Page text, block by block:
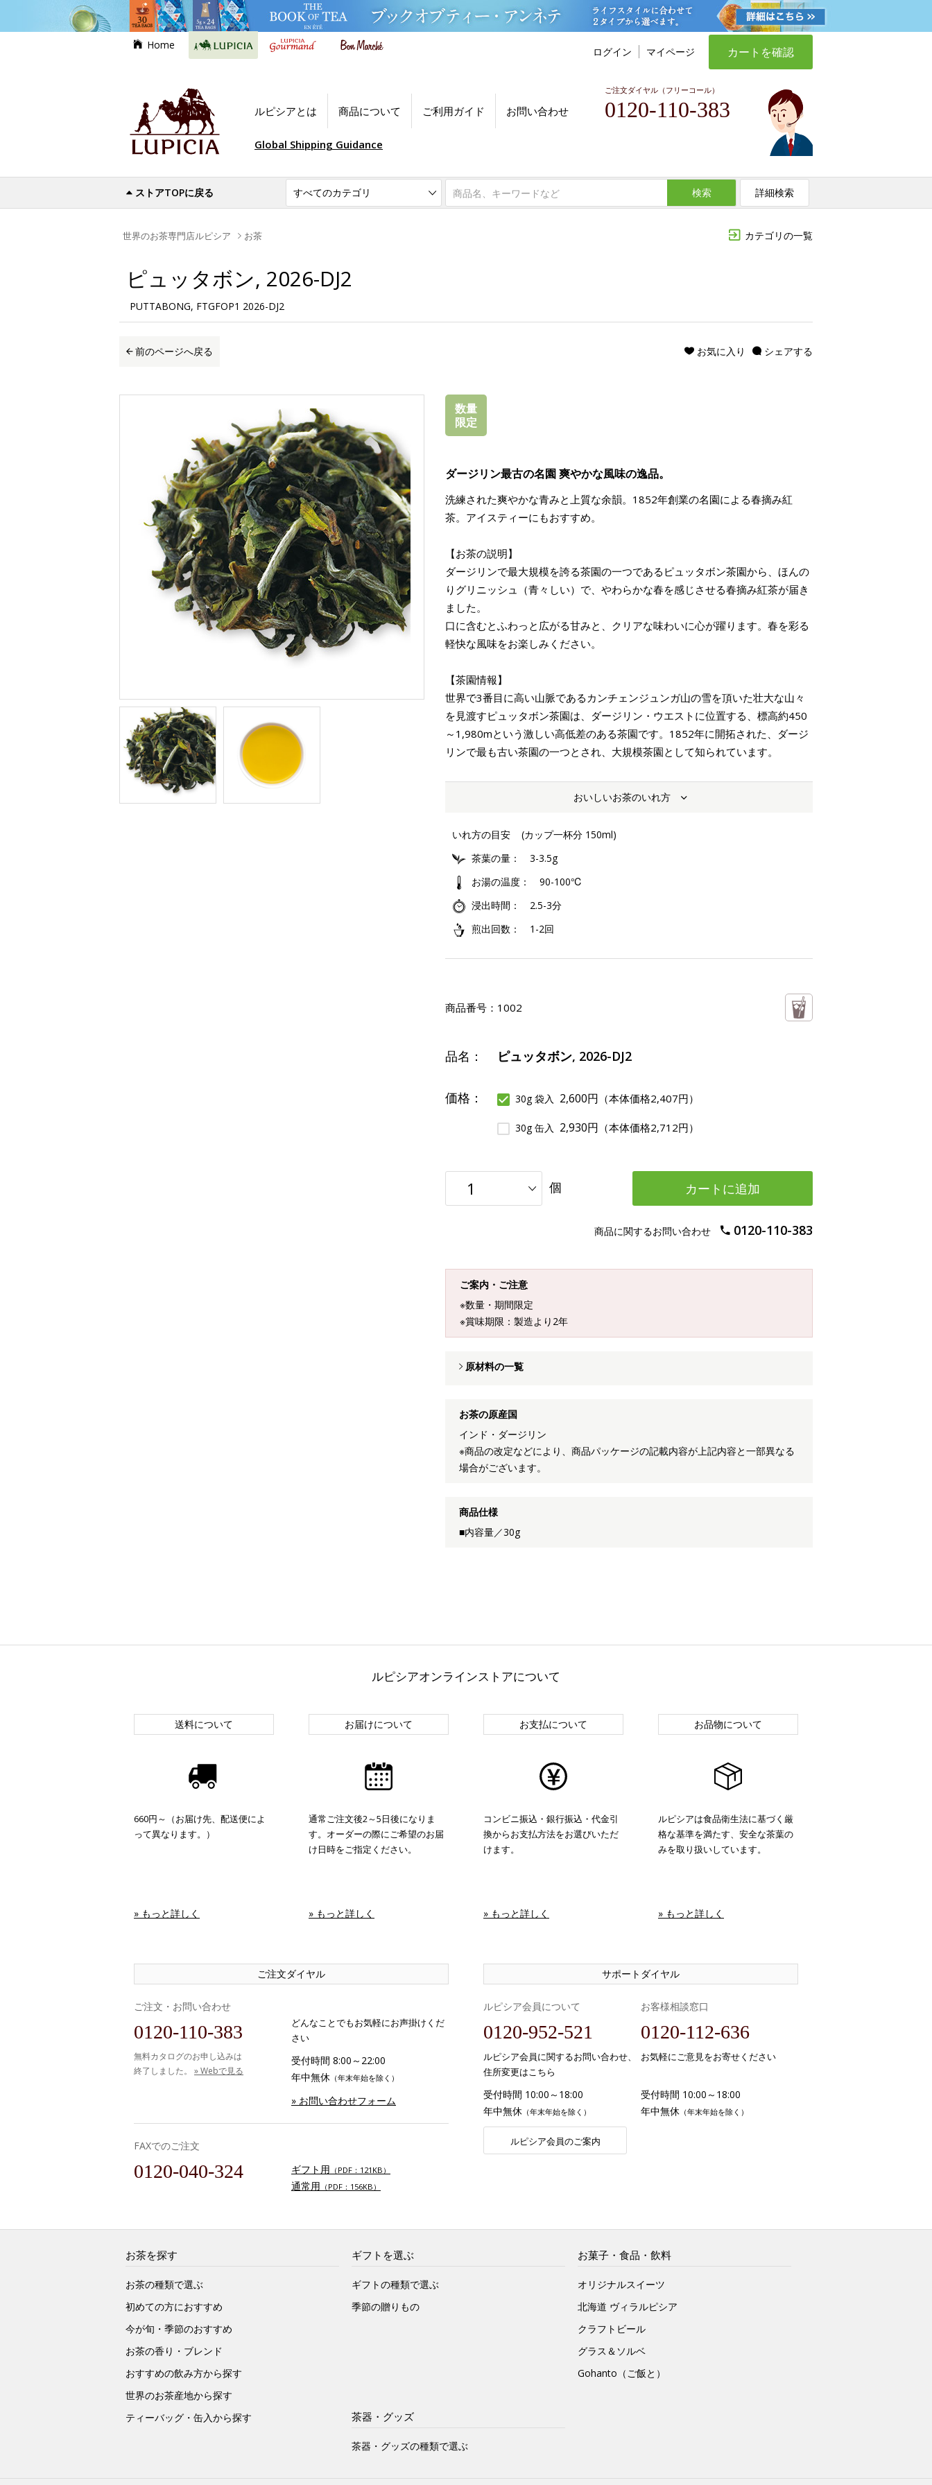
Home
ログイン マイページ カートを確認
ルピシアとは 商品について ご利用ガイド お問い合わせ
ご注文ダイヤル（フリーコール）
0120-110-383
Global Shipping Guidance
ストアTOPに戻る 検索 詳細検索
カテゴリの一覧
世界のお茶専門店ルピシア お茶
ピュッタボン, 2026-DJ2
PUTTABONG, FTGFOP1 2026-DJ2
前のページへ戻る シェアする
お気に入り
数量
限定
ダージリン最古の名園 爽やかな風味の逸品。
洗練された爽やかな青みと上質な余韻。1852年創業の名園による春摘み紅
茶。アイスティーにもおすすめ。
【お茶の説明】
ダージリンで最大規模を誇る茶園の一つであるピュッタボン茶園から、ほんの
りグリニッシュ（青々しい）で、やわらかな春を感じさせる春摘み紅茶が届き
ました。
口に含むとふわっと広がる甘みと、クリアな味わいに心が躍ります。春を彩る
軽快な風味をお楽しみください。
【茶園情報】
世界で3番目に高い山脈であるカンチェンジュンガ山の雪を頂いた壮大な山々
を見渡すピュッタボン茶園は、ダージリン・ウエストに位置する、標高約450
～1,980mという激しい高低差のある茶園です。1852年に開拓された、ダージ
リンで最も古い茶園の一つとされ、大規模茶園として知られています。
おいしいお茶のいれ方
いれ方の目安
(カップ一杯分 150ml)
茶葉の量
3-3.5g
お湯の温度
90-100℃
浸出時間
2.5-3分
煎出回数
1-2回
商品番号： 1002
品名： ピュッタボン, 2026-DJ2
価格： 30g 袋入 2,600円 （本体価格2,407円）
30g 缶入 2,930円 （本体価格2,712円）
個 カートに追加
商品に関するお問い合わせ 0120-110-383
ご案内・ご注意
※数量・期間限定
※賞味期限：製造より2年
原材料の一覧
お茶の原産国
インド・ダージリン
※商品の改定などにより、商品パッケージの記載内容が上記内容と一部異なる
場合がございます。
商品仕様
■内容量／30g
ルピシアオンラインストアについて
送料について
660円～（お届け先、配送便によ
って異なります。）
» もっと詳しく
お届けについて
通常ご注文後2～5日後になりま
す。オーダーの際にご希望のお届
け日時をご指定ください。
» もっと詳しく
お支払について
コンビニ振込・銀行振込・代金引
換からお支払方法をお選びいただ
けます。
» もっと詳しく
お品物について
ルピシアは食品衛生法に基づく厳
格な基準を満たす、安全な茶葉の
みを取り扱いしています。
» もっと詳しく
ご注文ダイヤル
ご注文・お問い合わせ
0120-110-383
無料カタログのお申し込みは
終了しました。 » Webで見る
どんなことでもお気軽にお声掛けくだ
さい
受付時間 8:00～22:00
年中無休 （年末年始を除く）
» お問い合わせフォーム
FAXでのご注文
0120-040-324 ギフト用 （PDF：121KB）
通常用 （PDF：156KB）
サポートダイヤル
ルピシア会員について
0120-952-521
ルピシア会員に関するお問い合わせ、
住所変更はこちら
受付時間 10:00～18:00
年中無休 （年末年始を除く）
ルピシア会員のご案内
お客様相談窓口
0120-112-636
お気軽にご意見をお寄せください
受付時間 10:00～18:00
年中無休 （年末年始を除く）
お茶を探す
お茶の種類で選ぶ
初めての方におすすめ
今が旬・季節のおすすめ
お茶の香り・ブレンド
おすすめの飲み方から探す
世界のお茶産地から探す
ティーバッグ・缶入から探す
ギフトを選ぶ
ギフトの種類で選ぶ
季節の贈りもの
お菓子・食品・飲料
オリジナルスイーツ
北海道 ヴィラルピシア
クラフトビール
グラス＆ソルベ
Gohanto（ご飯と）
茶器・グッズ
茶器・グッズの種類で選ぶ